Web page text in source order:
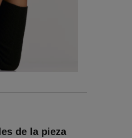
de la pieza